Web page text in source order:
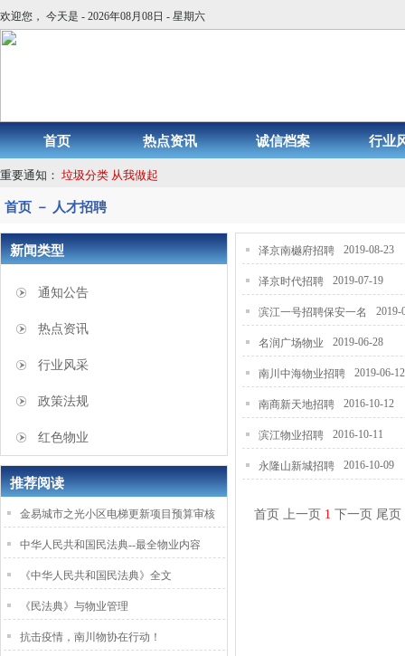
欢迎您， 今天是 - 2026年08月08日 - 星期六
首页 热点资讯 诚信档案 行业
重要通知： 垃圾分类 从我做起
首页 － 人才招聘
新闻类型
通知公告
热点资讯
行业风采
政策法规
红色物业
推荐阅读
金易城市之光小区电梯更新项目预算审核
中华人民共和国民法典--最全物业内容
《中华人民共和国民法典》全文
《民法典》与物业管理
抗击疫情，南川物协在行动！
泽京南樾府招聘 2019-08-23
泽京时代招聘 2019-07-19
滨江一号招聘保安一名 2019-
名润广场物业 2019-06-28
南川中海物业招聘 2019-06-12
南商新天地招聘 2016-10-12
滨江物业招聘 2016-10-11
永隆山新城招聘 2016-10-09
首页 上一页 1 下一页 尾页